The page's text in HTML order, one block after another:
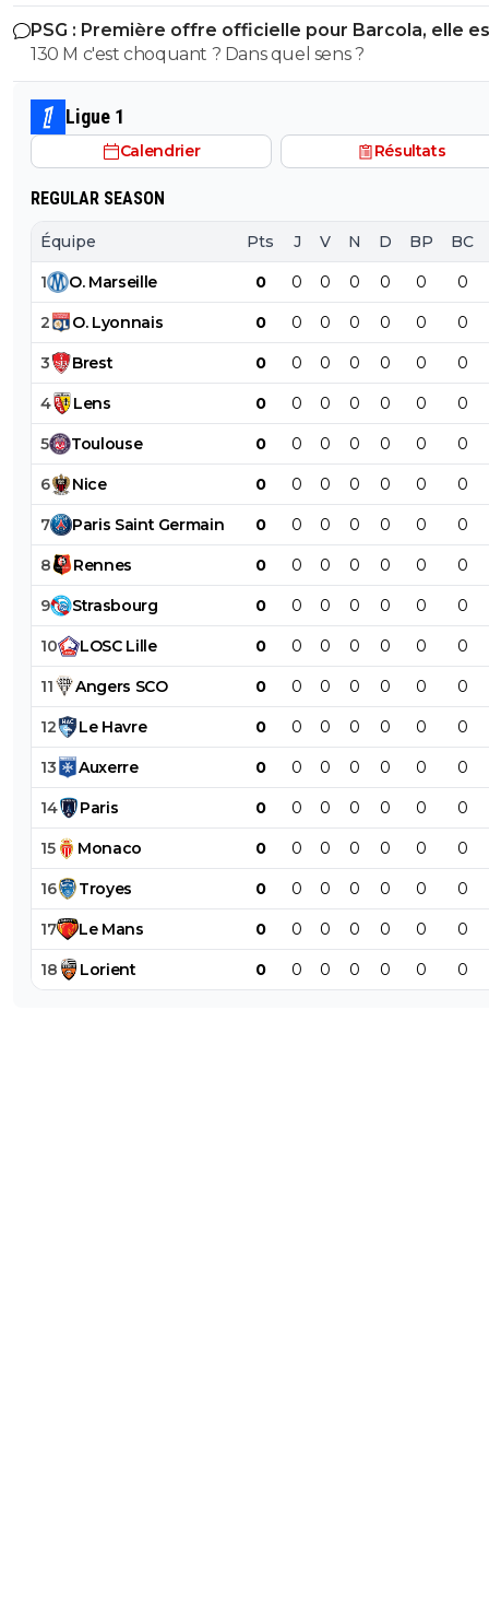
ferait le bonheur ailleurs le PSG est devenu trop
IMPORTANT pour lui le PSG est peut être le futur Réal
Madrid
PSG : Première offre officielle pour Barcola, elle
choquante
130 M c'est choquant ? Dans quel sens ?
Ligue 1
Calendrier Résultats
REGULAR SEASON
Équipe Pts J V N D BP BC
1 O. Marseille 0 0 0 0 0 0 0
2 O. Lyonnais 0 0 0 0 0 0 0
3 Brest 0 0 0 0 0 0 0
4 Lens 0 0 0 0 0 0 0
5 Toulouse 0 0 0 0 0 0 0
6 Nice 0 0 0 0 0 0 0
7 Paris Saint Germain 0 0 0 0 0 0 0
8 Rennes 0 0 0 0 0 0 0
9 Strasbourg 0 0 0 0 0 0 0
10 LOSC Lille 0 0 0 0 0 0 0
11 Angers SCO 0 0 0 0 0 0 0
12 Le Havre 0 0 0 0 0 0 0
13 Auxerre 0 0 0 0 0 0 0
14 Paris 0 0 0 0 0 0 0
15 Monaco 0 0 0 0 0 0 0
16 Troyes 0 0 0 0 0 0 0
17 Le Mans 0 0 0 0 0 0 0
18 Lorient 0 0 0 0 0 0 0